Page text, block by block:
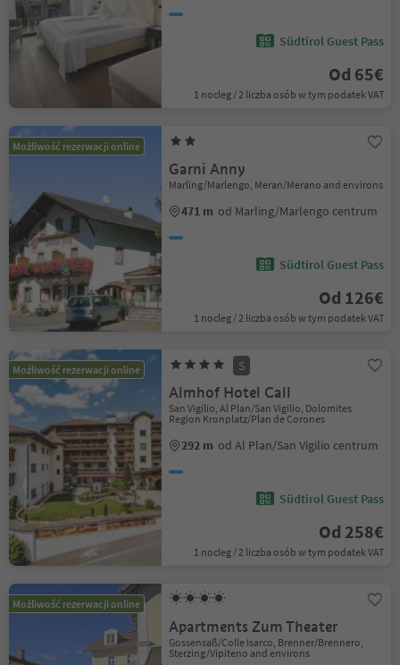
Südtirol Guest Pass
Od 65€
1 nocleg / 2 liczba osób w tym podatek VAT
Możliwość rezerwacji online
Garni Anny
Marling/Marlengo, Meran/Merano and environs
471 m od Marling/Marlengo centrum
Südtirol Guest Pass
Od 126€
1 nocleg / 2 liczba osób w tym podatek VAT
Możliwość rezerwacji online S
Almhof Hotel Call
San Vigilio, Al Plan/San Vigilio, Dolomites
Region Kronplatz/Plan de Corones
292 m od Al Plan/San Vigilio centrum
Südtirol Guest Pass
Od 258€
1 nocleg / 2 liczba osób w tym podatek VAT
Możliwość rezerwacji online
Apartments Zum Theater
Gossensaß/Colle Isarco, Brenner/Brennero,
Sterzing/Vipiteno and environs